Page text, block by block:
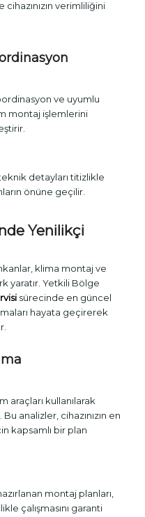
verimliliğini
ve uyumlu
montaj işlemlerini
detayları titizlikle
önüne geçilir.
Yenilikçi
klima montaj ve
yaratır. Yetkili Bölge
sürecinde en güncel
hayata geçirerek
araçları kullanılarak
Bu analizler, cihazınızın en
kapsamlı bir plan
montaj planları,
çalışmasını garanti